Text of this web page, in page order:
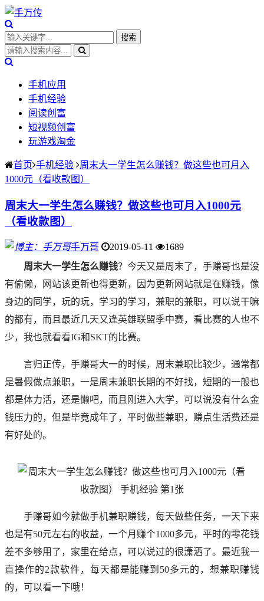
手机应用
手机经验
阅读创富
短视频创富
玩游戏淘金
首页 手机经验
周末大一学生怎么赚钱？做这些也可月入
1000元（看收款图）
周末大一学生怎么赚钱？做这些也可月入1000元
（看收款图）
手万哥 2019-05-11
1689
周末大一学生怎么赚钱？今天又是周末了，手赚哥也是没
有偷懒，网站该更新也得更新，因为更新网站就是在赚钱，像
身边的同学，玩的玩，学习的学习，兼职的兼职，可以说干嘛
的都有，而且最近几天又逢英雄联盟季中赛，看比赛的人也不
少，我也就看看IG和SKT的比赛。
言归正传， 手赚哥大一的时候，周末兼职比较少，通常都
是暑假做点兼职，一是周末兼职长期的不好找，短期的一般也
都是体力活，还是懒吧，而且刚进入大学，可以说没有什么金
钱压力的，但是毕竟成年了，平时做些兼职，赚点生活费还是
有好处的。
手赚哥如今就做手机兼职赚钱，每天做些任务，一天下来
也是有50元左右的收益，一个月赚个1000多元，平时的零花钱
差不多够用了，家里在给点，可以说过的很潇洒了。最近我一
直操作的2款软件，每天都是能赚到50多元的，想兼职赚钱
的，可以看一下哦！